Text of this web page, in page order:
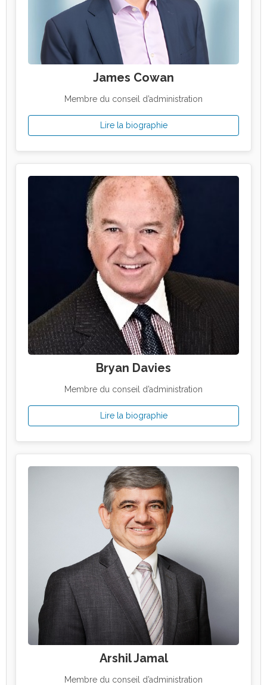
James Cowan
Membre du conseil d’administration
Lire la biographie
Bryan Davies
Membre du conseil d’administration
Lire la biographie
Arshil Jamal
Membre du conseil d’administration